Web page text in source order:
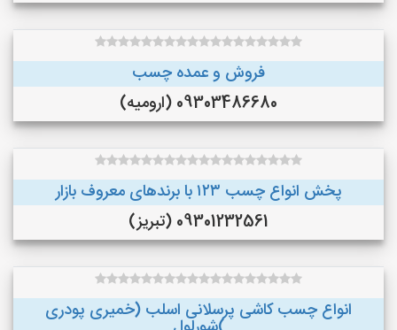
فروش و عمده چسب
09303486680 (ارومیه)
پخش انواع چسب ۱۲۳ با برندهای معروف بازار
09301232561 (تبریز)
انواع چسب کاشی پرسلانی اسلب (خمیری پودری